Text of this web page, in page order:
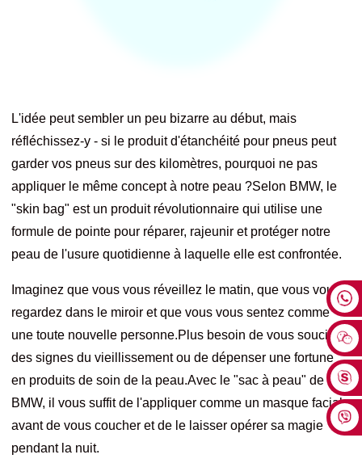
L'idée peut sembler un peu bizarre au début, mais
réfléchissez-y - si le produit d'étanchéité pour pneus peut
garder vos pneus sur des kilomètres, pourquoi ne pas
appliquer le même concept à notre peau ?Selon BMW, le
"skin bag" est un produit révolutionnaire qui utilise une
formule de pointe pour réparer, rajeunir et protéger notre
peau de l'usure quotidienne à laquelle elle est confrontée.
Imaginez que vous vous réveillez le matin, que vous vous
regardez dans le miroir et que vous vous sentez comme
une toute nouvelle personne.Plus besoin de vous soucier
des signes du vieillissement ou de dépenser une fortune
en produits de soin de la peau.Avec le "sac à peau" de
BMW, il vous suffit de l'appliquer comme un masque facial
avant de vous coucher et de le laisser opérer sa magie
pendant la nuit.